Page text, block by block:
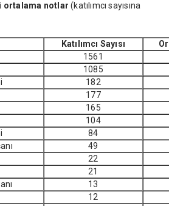
ortalama notlar (katılımcı sayısına
Katılımcı Sayısı
1561
1085
182
177
165
104
84
49
22
21
13
12